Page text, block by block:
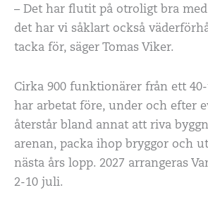
– Det har flutit på otroligt bra
det har vi såklart också
tacka för, säger Tomas Viker.
Cirka 900 funktionärer från ett
har arbetat före, under och efter
återstår bland annat att riva
arenan, packa ihop bryggor och
nästa års lopp. 2027 arrangeras
2-10 juli.